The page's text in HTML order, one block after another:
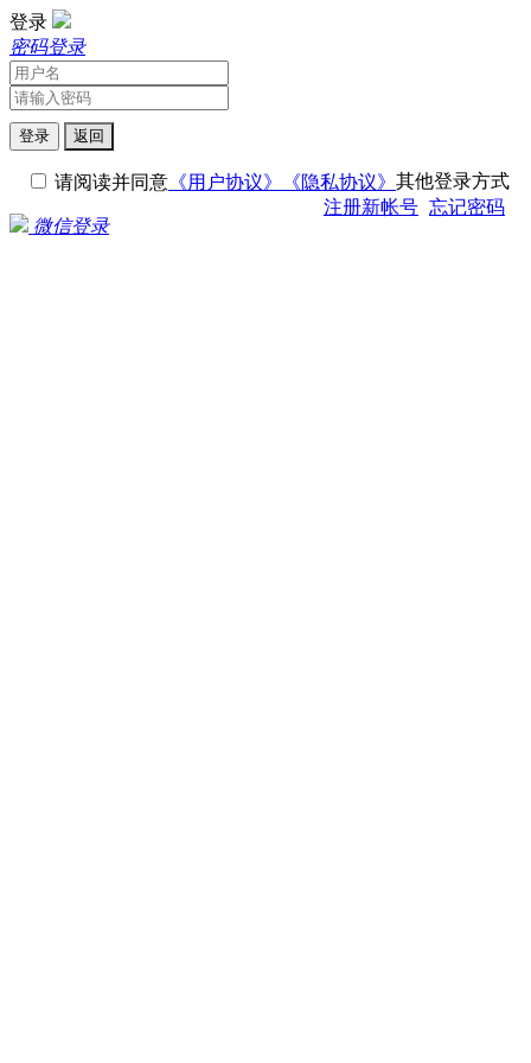
登录
密码登录
登录 返回
请阅读并同意 《用户协议》
《隐私协议》
注册新帐号 忘记密码
其他登录方式
微信登录